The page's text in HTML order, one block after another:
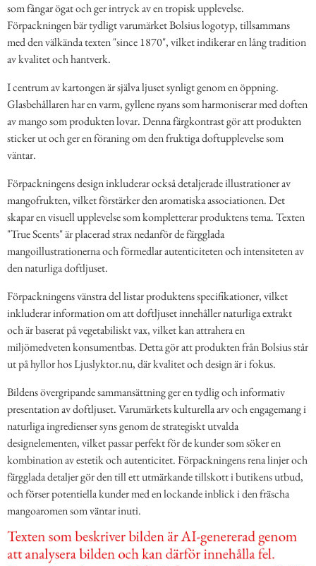
som fångar ögat och ger intryck av en tropisk upplevelse.
Förpackningen bär tydligt varumärket Bolsius logotyp, tillsammans
med den välkända texten "since 1870", vilket indikerar en lång tradition
av kvalitet och hantverk.
I centrum av kartongen är själva ljuset synligt genom en öppning.
Glasbehållaren har en varm, gyllene nyans som harmoniserar med doften
av mango som produkten lovar. Denna färgkontrast gör att produkten
sticker ut och ger en föraning om den fruktiga doftupplevelse som
väntar.
Förpackningens design inkluderar också detaljerade illustrationer av
mangofrukten, vilket förstärker den aromatiska associationen. Det
skapar en visuell upplevelse som kompletterar produktens tema. Texten
"True Scents" är placerad strax nedanför de färgglada
mangoillustrationerna och förmedlar autenticiteten och intensiteten av
den naturliga doftljuset.
Förpackningens vänstra del listar produktens specifikationer, vilket
inkluderar information om att doftljuset innehåller naturliga extrakt
och är baserat på vegetabiliskt vax, vilket kan attrahera en
miljömedveten konsumentbas. Detta gör att produkten från Bolsius står
ut på hyllor hos Ljuslyktor.nu, där kvalitet och design är i fokus.
Bildens övergripande sammansättning ger en tydlig och informativ
presentation av doftljuset. Varumärkets kulturella arv och engagemang i
naturliga ingredienser syns genom de strategiskt utvalda
designelementen, vilket passar perfekt för de kunder som söker en
kombination av estetik och autenticitet. Förpackningens rena linjer och
färgglada detaljer gör den till ett utmärkande tillskott i butikens utbud,
och förser potentiella kunder med en lockande inblick i den fräscha
mangoaromen som väntar inuti.